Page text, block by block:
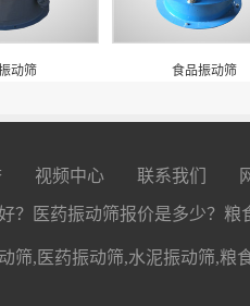
动筛 食品振动筛
视频中心 联系我们
？医药振动筛报价是多少？粮
筛,医药振动筛,水泥振动筛,粮